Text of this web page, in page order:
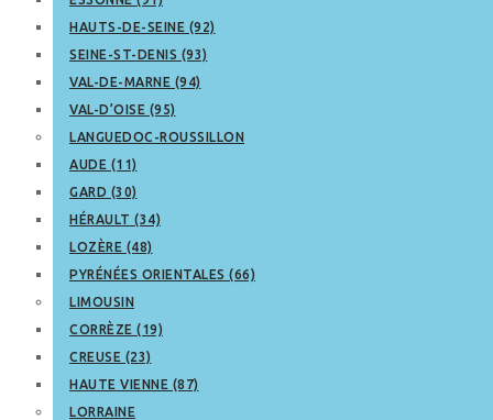
HAUTS-DE-SEINE (92)
SEINE-ST-DENIS (93)
VAL-DE-MARNE (94)
VAL-D’OISE (95)
LANGUEDOC-ROUSSILLON
AUDE (11)
GARD (30)
HÉRAULT (34)
LOZÈRE (48)
PYRÉNÉES ORIENTALES (66)
LIMOUSIN
CORRÈZE (19)
CREUSE (23)
HAUTE VIENNE (87)
LORRAINE